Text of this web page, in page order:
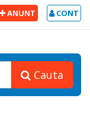
CONT
ANUNT
Cauta